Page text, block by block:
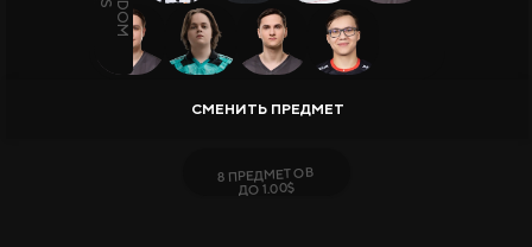
Вики CS2
Продажа и Обмен Скинов
8 ПРЕДМЕТОВ
ДО 1.00$
ВСЕГО ПРЕДМЕТОВ: 14, ОБЩАЯ СТОИМОСТЬ:
ПОСЛЕДНЕЕ ОБНОВЛЕНИЕ:19.07.2026